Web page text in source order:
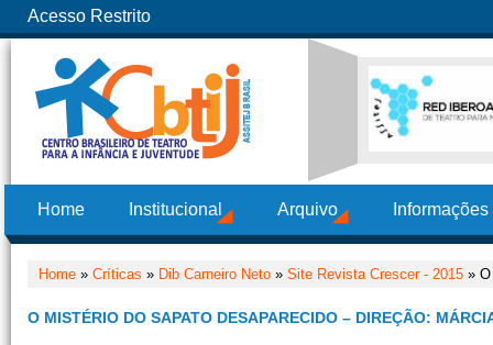
Acesso Restrito
Home Institucional Arquivo
Home » Críticas » Dib Carneiro Neto » Site Revista Crescer - 2015 »
O MISTÉRIO DO SAPATO DESAPARECIDO – DIREÇÃO: